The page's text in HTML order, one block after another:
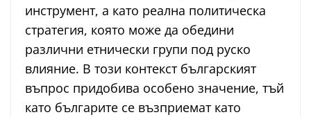
инструмент, а като реална политическа
стратегия, която може да обедини
различни етнически групи под руско
влияние. В този контекст българският
въпрос придобива особено значение, тъй
като българите се възприемат като